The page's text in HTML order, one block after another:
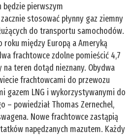
będzie pierwszym
stosować płynny gaz ziemny
do transportu samochodów.
roku między Europą a Ameryką
frachtowce zdolne pomieścić 4,7
teren dotąd nieznany. Obydwa
frachtowcami do przewozu
gazem LNG i wykorzystywanymi do
– powiedział Thomas Zernechel,
Nowe frachtowce zastąpią
napędzanych mazutem. Każdy